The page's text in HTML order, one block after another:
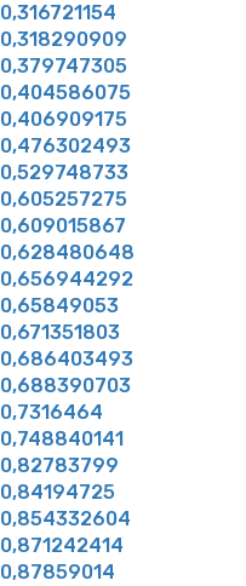
0,316721154
0,318290909
0,379747305
0,404586075
0,406909175
0,476302493
0,529748733
0,605257275
0,609015867
0,628480648
0,656944292
0,65849053
0,671351803
0,686403493
0,688390703
0,7316464
0,748840141
0,82783799
0,84194725
0,854332604
0,871242414
0,87859014